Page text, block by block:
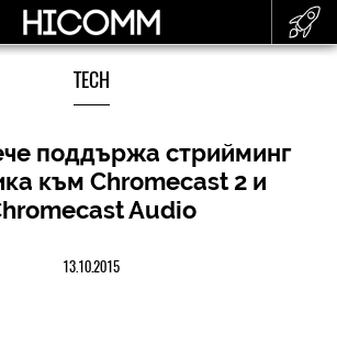
TECH
поддържа стрийминг
към Chromecast 2 и
Audio
13.10.2015